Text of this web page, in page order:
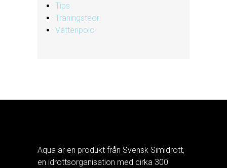
Tips
Träningsteori
Vattenpolo
Aqua är en produkt från Svensk Simidrott,
en idrottsorganisation med cirka 300